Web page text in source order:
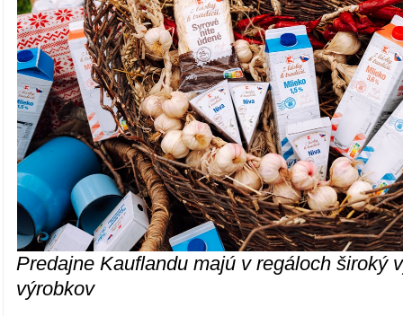
Predajne Kauflandu majú v regáloch široký
výrobkov